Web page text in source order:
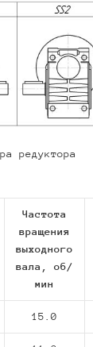
редуктора
Частота
вращения
выходного
вала, об/
мин
15.0